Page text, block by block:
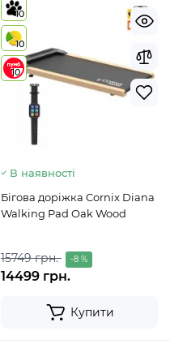
10
10
10
В наявності
Бігова доріжка Cornix Diana
Walking Pad Oak Wood
15749 грн. -8 %
14499 грн.
Купити